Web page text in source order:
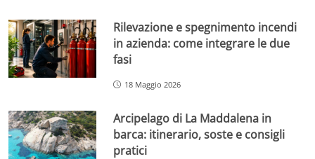
Rilevazione e spegnimento incendi
in azienda: come integrare le due
fasi
18 Maggio 2026
Arcipelago di La Maddalena in
barca: itinerario, soste e consigli
pratici